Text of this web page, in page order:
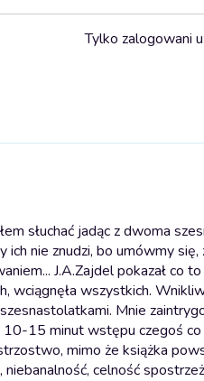
Tylko zalogowani
słuchać jadąc z dwoma
ich nie znudzi, bo umówmy
J.A.Zajdel pokazał co
wciągnęła wszystkich.
Mnie
10-15 minut wstępu czegoś
mimo że książka
celność